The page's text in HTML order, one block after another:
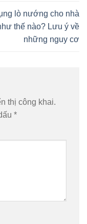
lò nướng cho nhà
thế nào? Lưu ý về
những nguy cơ
thị công khai.
*